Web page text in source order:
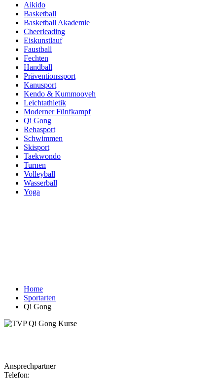
Aikido
Basketball
Basketball Akademie
Cheerleading
Eiskunstlauf
Faustball
Fechten
Handball
Präventionssport
Kanusport
Kendo & Kummooyeh
Leichtathletik
Moderner Fünfkampf
Qi Gong
Rehasport
Schwimmen
Skisport
Taekwondo
Turnen
Volleyball
Wasserball
Yoga
Home
Sportarten
Qi Gong
Ansprechpartner
Telefon: